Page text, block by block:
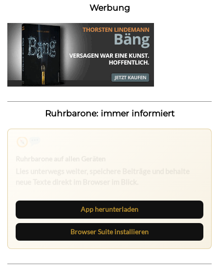
Werbung
Ruhrbarone: immer informiert
App herunterladen
Browser Suite installieren